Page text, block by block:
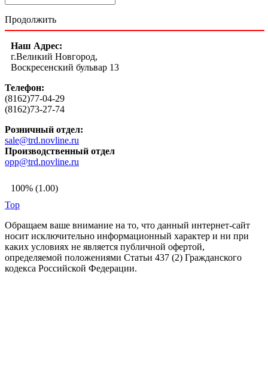
Продолжить
Наш Адрес:
г.Великий Новгород,
Воскресенский бульвар 13
Телефон:
(8162)77-04-29
(8162)73-27-74
Розничный отдел:
sale@trd.novline.ru
Производственный отдел
opp@trd.novline.ru
100% (1.00)
Top
Обращаем ваше внимание на то, что данный интернет-сайт
носит исключительно информационный характер и ни при
каких условиях не является публичной офертой,
определяемой положениями Статьи 437 (2) Гражданского
кодекса Российской Федерации.